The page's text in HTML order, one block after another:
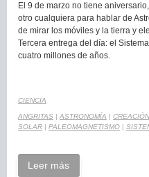
El 9 de marzo no tiene
otro cualquiera para hablar de
de mirar los móviles y la tierra y
Tercera entrega del día: el
cuatro millones de años.
CIENCIA
ANGRITAS | ASTRONOMÍA |
SOLAR | PALEOMAGNETISMO |
Leer más